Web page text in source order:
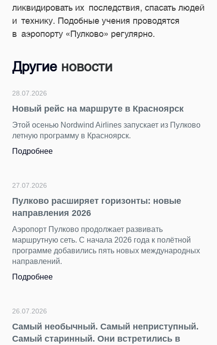
ликвидировать их последствия, спасать людей
и технику. Подобные учения проводятся
в аэропорту «Пулково» регулярно.
Другие новости
28.07.2026
Новый рейс на маршруте в Красноярск
Этой осенью Nordwind Airlines запускает из Пулково
летную программу в Красноярск.
Подробнее
27.07.2026
Пулково расширяет горизонты: новые
направления 2026
Аэропорт Пулково продолжает развивать
маршрутную сеть. С начала 2026 года к полётной
программе добавились пять новых международных
направлений.
Подробнее
26.07.2026
Самый необычный. Самый неприступный.
Самый старинный. Они встретились в